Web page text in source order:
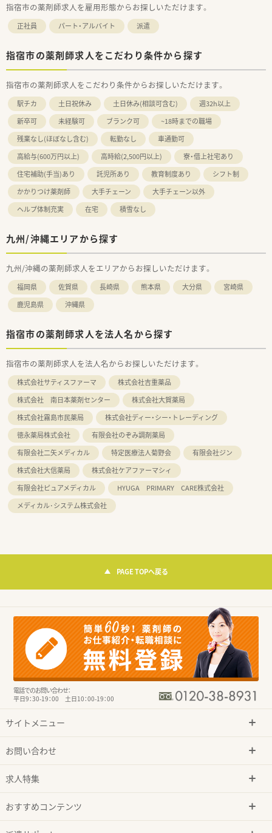
指宿市の薬剤師求人を雇用形態からお探しいただけます。
正社員 パート・アルバイト 派遣
指宿市の薬剤師求人をこだわり条件から探す
指宿市の薬剤師求人をこだわり条件からお探しいただけます。
駅チカ 土日祝休み 土日休み(相談可含む)
週32h以上
新卒可
未経験可 ブランク可
~18時までの職場
残業なし(ほぼなし含む)
転勤なし
車通勤可
高給与(600万円以上)
高時給(2,500円以上)
寮・借上社宅あり
住宅補助(手当)あり
託児所あり 教育制度あり
シフト制
かかりつけ薬剤師
大手チェーン
大手チェーン以外
ヘルプ体制充実
在宅 積雪なし
九州/沖縄エリアから探す
九州/沖縄の薬剤師求人をエリアからお探しいただけます。
福岡県 佐賀県 長崎県 熊本県 大分県
宮崎県
鹿児島県
沖縄県
指宿市の薬剤師求人を法人名から探す
指宿市の薬剤師求人を法人名からお探しいただけます。
株式会社サティスファーマ
株式会社吉重薬品
株式会社 南日本薬剤センター
株式会社大賀薬局
株式会社霧島市民薬局
株式会社ディー・シー・トレーディング
徳永薬局株式会社
有限会社のぞみ調剤薬局
有限会社二矢メディカル
特定医療法人菊野会
有限会社ジン
株式会社大信薬局
株式会社ケアファーマシィ
有限会社ピュアメディカル
HYUGA PRIMARY CARE株式会社
メディカル･システム株式会社
PAGE TOPへ戻る
電話でのお問い合わせ：
平日9：30-19：00 土日10：00-19：00
サイトメニュー
お問い合わせ
求人特集
おすすめコンテンツ